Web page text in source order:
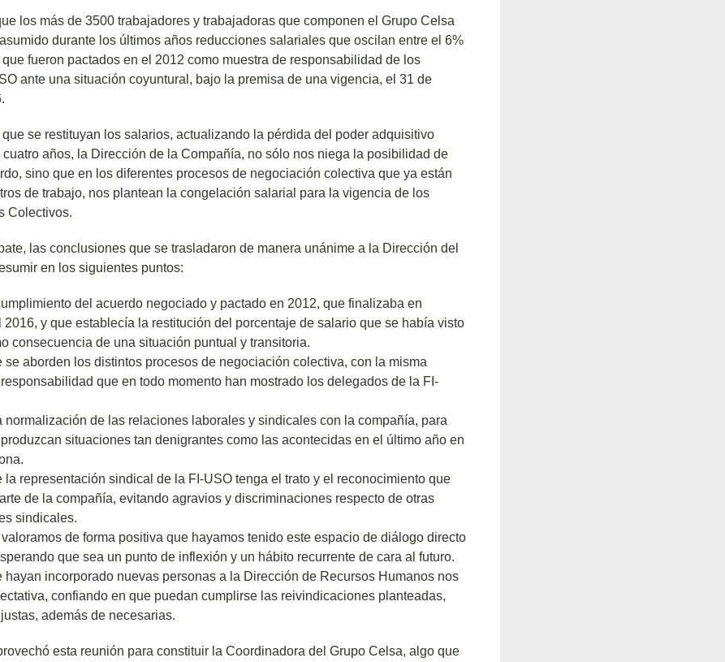
los más de 3500 trabajadores y trabajadoras que componen el Grupo Celsa
durante los últimos años reducciones salariales que oscilan entre el 6%
fueron pactados en el 2012 como muestra de responsabilidad de los
ante una situación coyuntural, bajo la premisa de una vigencia, el 31 de
se restituyan los salarios, actualizando la pérdida del poder adquisitivo
años, la Dirección de la Compañía, no sólo nos niega la posibilidad de
sino que en los diferentes procesos de negociación colectiva que ya están
de trabajo, nos plantean la congelación salarial para la vigencia de los
Colectivos.
las conclusiones que se trasladaron de manera unánime a la Dirección del
en los siguientes puntos:
del acuerdo negociado y pactado en 2012, que finalizaba en
2016, y que establecía la restitución del porcentaje de salario que se había visto
consecuencia de una situación puntual y transitoria.
se aborden los distintos procesos de negociación colectiva, con la misma
que en todo momento han mostrado los delegados de la FI-
normalización de las relaciones laborales y sindicales con la compañía, para
situaciones tan denigrantes como las acontecidas en el último año en
la representación sindical de la FI-USO tenga el trato y el reconocimiento que
de la compañía, evitando agravios y discriminaciones respecto de otras
sindicales.
de forma positiva que hayamos tenido este espacio de diálogo directo
que sea un punto de inflexión y un hábito recurrente de cara al futuro.
hayan incorporado nuevas personas a la Dirección de Recursos Humanos nos
confiando en que puedan cumplirse las reivindicaciones planteadas,
además de necesarias.
esta reunión para constituir la Coordinadora del Grupo Celsa, algo que